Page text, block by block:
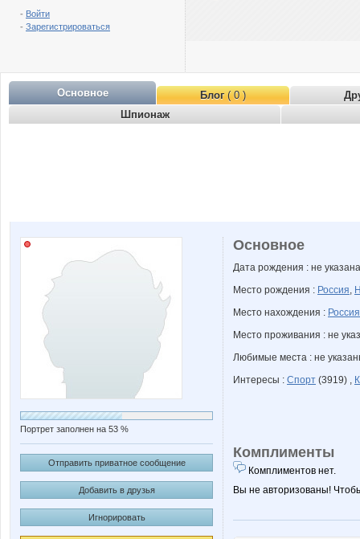
- Войти
- Зарегистрироваться
Основное Блог( 0 )
Шпионаж
Портрет заполнен на 53 %
Отправить приватное сообщение
Добавить в друзья
Игнорировать
Основное
Дата рождения : не указана
Место рождения : Россия,
Место нахождения : Россия
Место проживания : не
Любимые места : не
Интересы : Спорт (3919) ,
Комплименты
Комплиментов нет.
Вы не авторизованы!